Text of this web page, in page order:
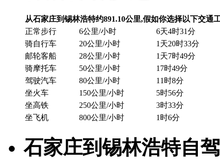
从石家庄到锡林浩特约891.10公里,假如你选择以下交通
正常步行
6公里/小时
6天4时31分
骑自行车
20公里/小时
1天20时33分
邮轮客船
28公里/小时
1天7时49分
骑摩托车
50公里/小时
17时49分
驾驶汽车
80公里/小时
11时8分
坐火车
150公里/小时
5时56分
坐高铁
250公里/小时
3时33分
坐飞机
800公里/小时 1时6分
石家庄到锡林浩特自